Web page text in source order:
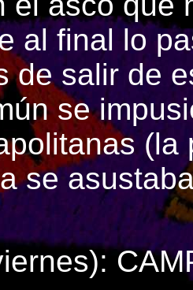
al final lo
de salir de
se
se